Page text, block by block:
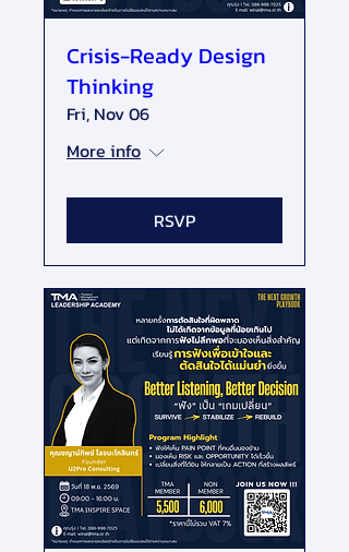
Crisis-Ready Design
Thinking
Fri, Nov 06
More info
RSVP